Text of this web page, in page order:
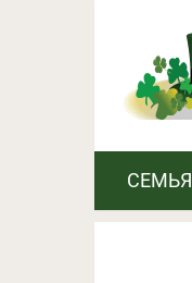
СЕМЬЯ